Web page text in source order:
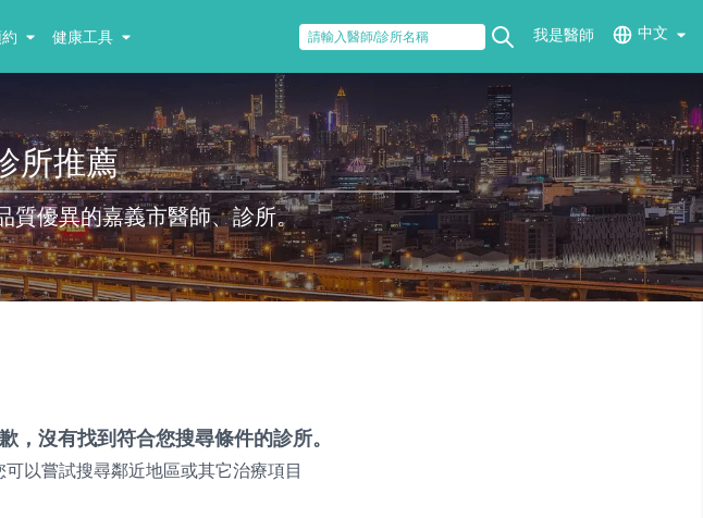
健康工具 我是醫師 中文
所推薦
質優異的嘉義市醫師、診所。
，沒有找到符合您搜尋條件的診所。
可以嘗試搜尋鄰近地區或其它治療項目